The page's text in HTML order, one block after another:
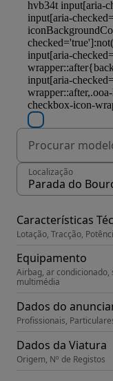
Localização
Características
Lotação, Tracção,
Equipamento
Airbag, ar condicionado,
multimédia
Dados do
Profissionais,
Dados da Viatura
Origem, Nº de Registos